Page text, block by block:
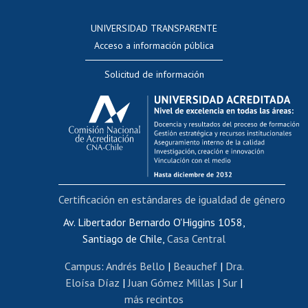
Evaluación docente
Calificación académica
Postulación al AUCAI
Funcionarias/os
Cursos internos de capacitación
Bienestar del personal
Portal de movilidad interna
Certificado de renta
Certificado de renta honorarios
Editar páginas blancas
Extranjeras/os
UNIVERSIDAD TRANSPARENTE
Acceso a información pública
Solicitud de información
Av. Libertador Bernardo O'Higgins 1058,
Santiago de Chile, Casa Central
Campus: Andrés Bello | Beauchef| Dra.
Eloísa Díaz | Juan Gómez Millas | Sur |
más recintos
Certificación en estándares de igualdad de género